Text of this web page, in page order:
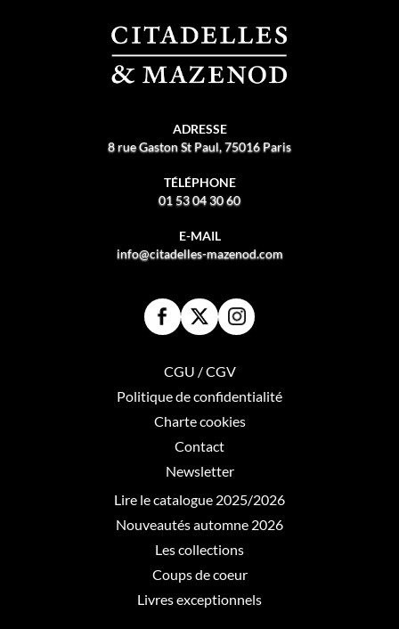
ADRESSE
8 rue Gaston St Paul, 75016 Paris
TÉLÉPHONE
01 53 04 30 60
E-MAIL
info@citadelles-mazenod.com
CGU / CGV
Politique de confidentialité
Charte cookies
Contact
Newsletter
Lire le catalogue 2025/2026
Nouveautés automne 2026
Les collections
Coups de coeur
Livres exceptionnels